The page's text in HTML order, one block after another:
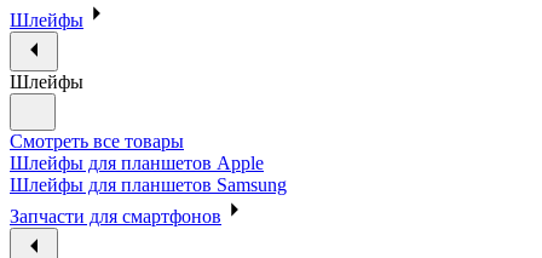
Шлейфы
Шлейфы
Смотреть все товары
Шлейфы для планшетов Apple
Шлейфы для планшетов Samsung
Запчасти для смартфонов